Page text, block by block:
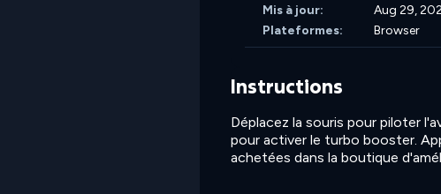
Mis à jour:
Aug 29,
Plateformes:
Browser
Instructions
Déplacez la souris pour piloter
pour activer le turbo booster.
achetées dans la boutique